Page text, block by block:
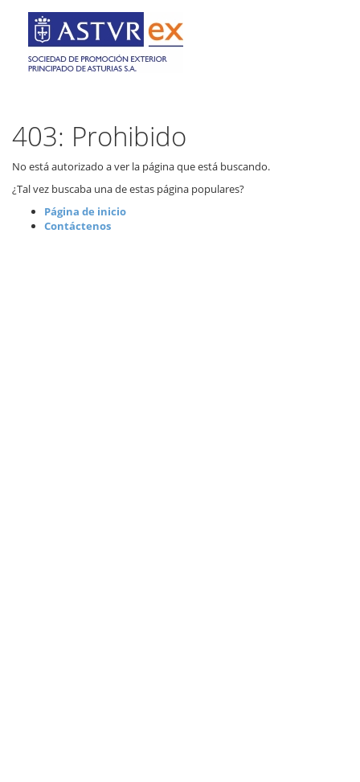
403: Prohibido
No está autorizado a ver la página que está buscando.
¿Tal vez buscaba una de estas página populares?
Página de inicio
Contáctenos